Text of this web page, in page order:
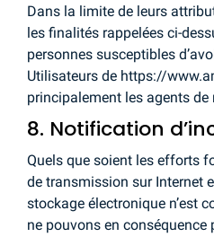
Dans la limite de leurs
les finalités rappelées ci-
personnes susceptibles
Utilisateurs de https://
principalement les agents de
8. Notification
Quels que soient les efforts
de transmission sur Internet
stockage électronique n’est
ne pouvons en